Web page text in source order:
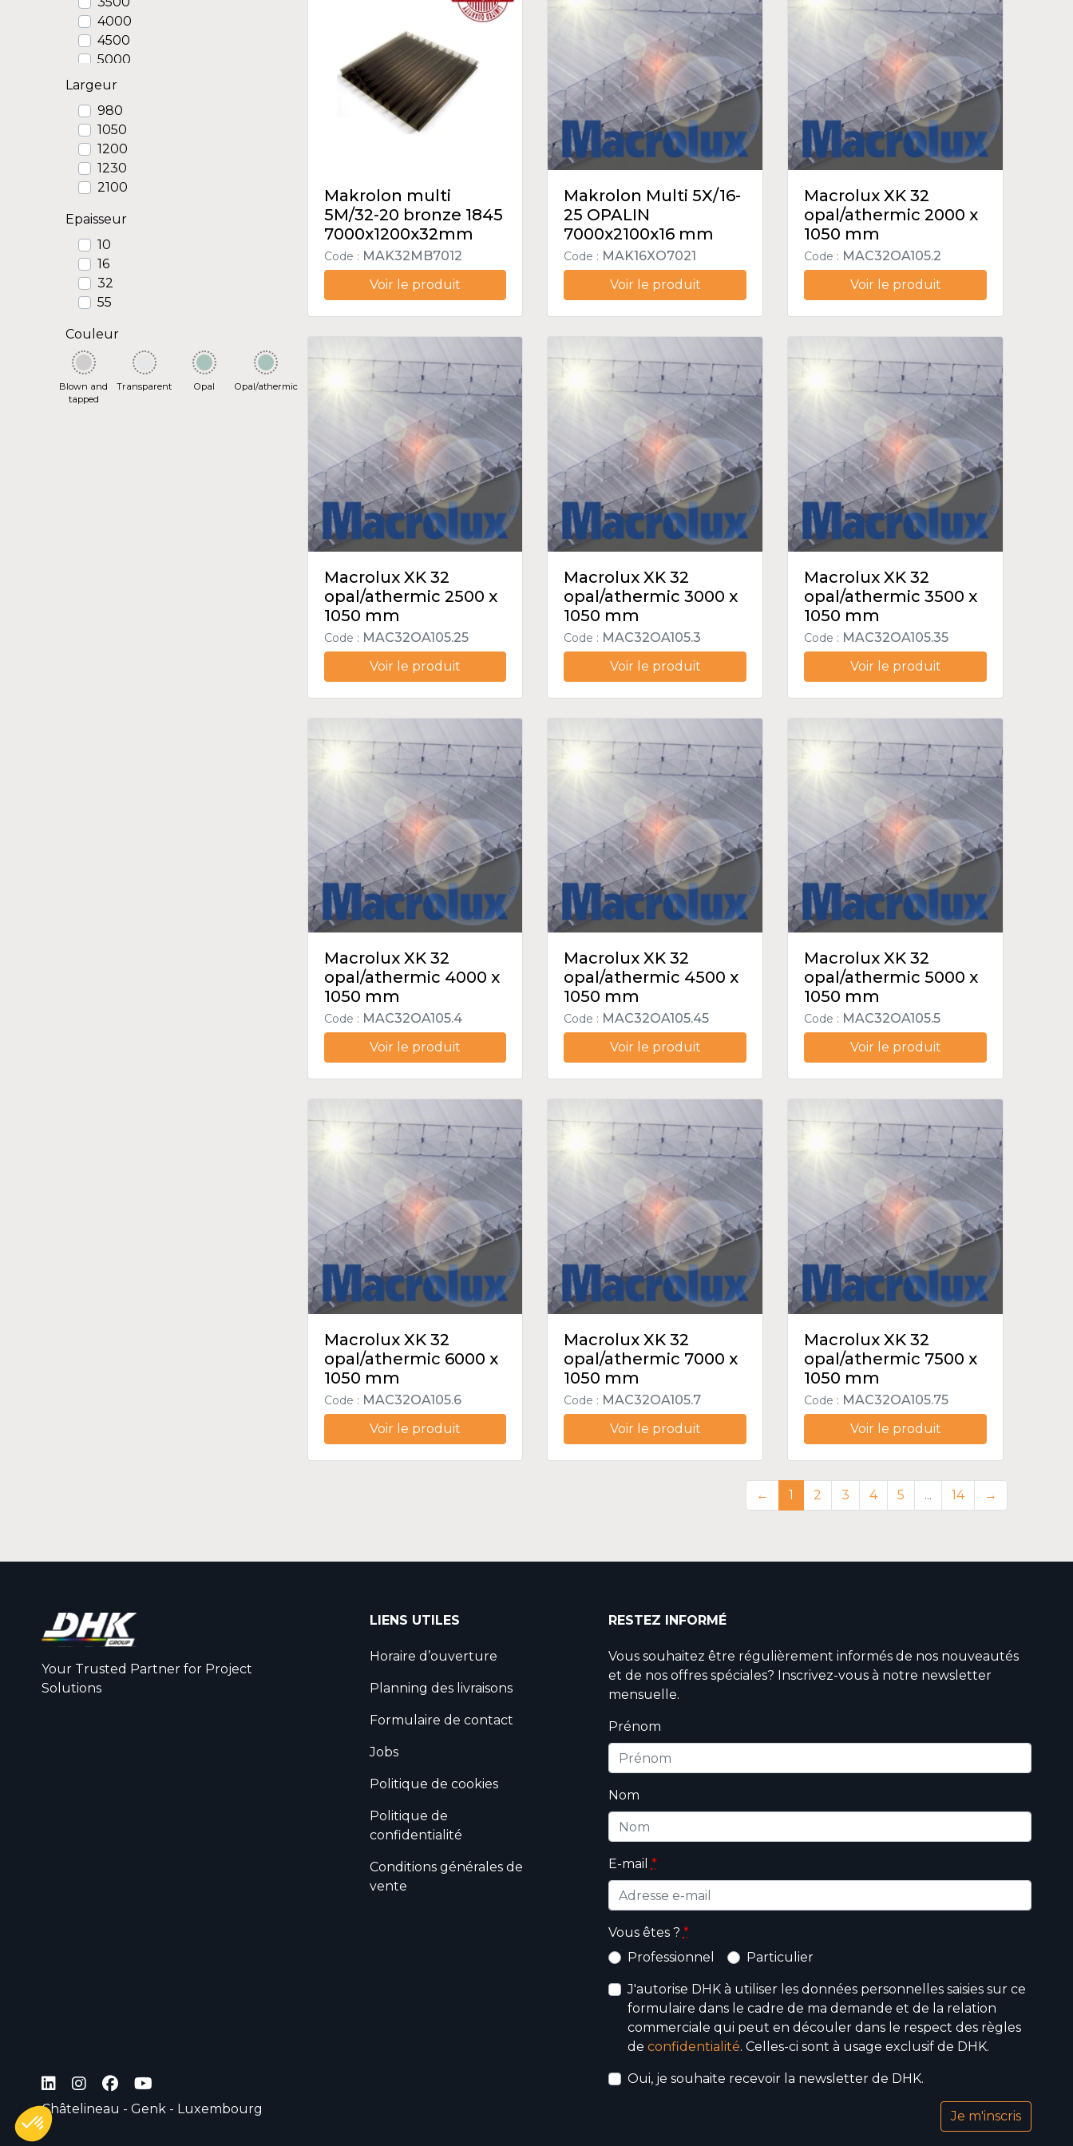
4000
4500
5000
6000
7500
Largeur
980
1050
1200
1230
2100
Epaisseur
10
16
32
55
Couleur
Blown and
tapped
Transparent Opal Opal/athermic
Makrolon multi
5M/32-20 bronze 1845
7000x1200x32mm
Code : MAK32MB7012
Voir le produit
Makrolon Multi 5X/16-
25 OPALIN
7000x2100x16 mm
Code : MAK16XO7021
Voir le produit
Macrolux XK 32
opal/athermic 2000 x
1050 mm
Code : MAC32OA105.2
Voir le produit
Macrolux XK 32
opal/athermic 2500 x
1050 mm
Code : MAC32OA105.25
Voir le produit
Macrolux XK 32
opal/athermic 3000 x
1050 mm
Code : MAC32OA105.3
Voir le produit
Macrolux XK 32
opal/athermic 3500 x
1050 mm
Code : MAC32OA105.35
Voir le produit
Macrolux XK 32
opal/athermic 4000 x
1050 mm
Code : MAC32OA105.4
Voir le produit
Macrolux XK 32
opal/athermic 4500 x
1050 mm
Code : MAC32OA105.45
Voir le produit
Macrolux XK 32
opal/athermic 5000 x
1050 mm
Code : MAC32OA105.5
Voir le produit
Macrolux XK 32
opal/athermic 6000 x
1050 mm
Code : MAC32OA105.6
Voir le produit
Macrolux XK 32
opal/athermic 7000 x
1050 mm
Code : MAC32OA105.7
Voir le produit
Macrolux XK 32
opal/athermic 7500 x
1050 mm
Code : MAC32OA105.75
Voir le produit
← 1 2 3 4 5 ... 14 →
Your Trusted Partner for Project
Solutions
Châtelineau - Genk - Luxembourg
LIENS UTILES
Horaire d’ouverture
Planning des livraisons
Formulaire de contact
Jobs
Politique de cookies
Politique de
confidentialité
Conditions générales de
vente
RESTEZ INFORMÉ
Vous souhaitez être régulièrement informés de nos nouveautés
et de nos offres spéciales? Inscrivez-vous à notre newsletter
mensuelle.
Prénom
Nom
E-mail *
Vous êtes ? *
Professionnel
Particulier
J'autorise DHK à utiliser les données personnelles saisies sur ce
formulaire dans le cadre de ma demande et de la relation
commerciale qui peut en découler dans le respect des règles
de confidentialité. Celles-ci sont à usage exclusif de DHK.
Oui, je souhaite recevoir la newsletter de DHK.